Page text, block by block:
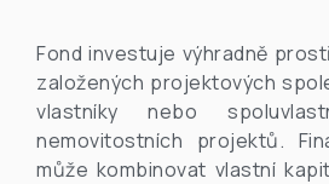
Fond investuje výhradně
založených projektových
vlastníky nebo
nemovitostních projektů.
může kombinovat vlastní